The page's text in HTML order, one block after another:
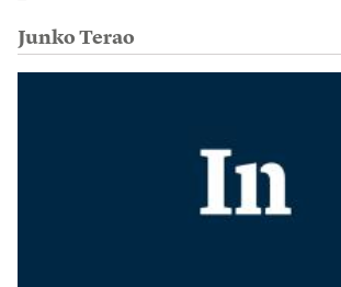
Junko Terao